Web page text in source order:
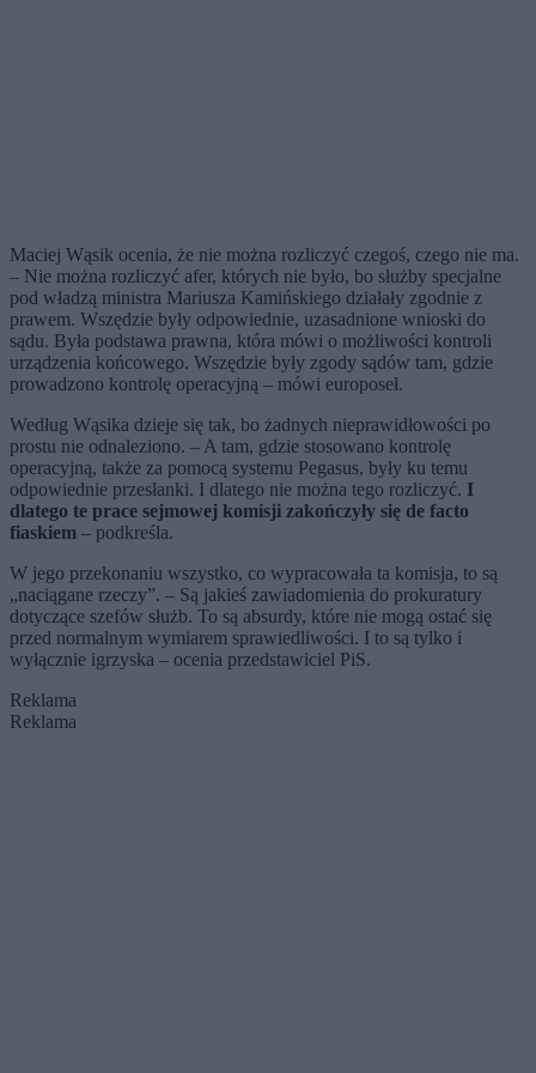
Maciej Wąsik ocenia, że nie można rozliczyć czegoś, czego nie ma.
– Nie można rozliczyć afer, których nie było, bo służby specjalne
pod władzą ministra Mariusza Kamińskiego działały zgodnie z
prawem. Wszędzie były odpowiednie, uzasadnione wnioski do
sądu. Była podstawa prawna, która mówi o możliwości kontroli
urządzenia końcowego. Wszędzie były zgody sądów tam, gdzie
prowadzono kontrolę operacyjną – mówi europoseł.
Według Wąsika dzieje się tak, bo żadnych nieprawidłowości po
prostu nie odnaleziono. – A tam, gdzie stosowano kontrolę
operacyjną, także za pomocą systemu Pegasus, były ku temu
odpowiednie przesłanki. I dlatego nie można tego rozliczyć. I
dlatego te prace sejmowej komisji zakończyły się de facto
fiaskiem – podkreśla.
W jego przekonaniu wszystko, co wypracowała ta komisja, to są
„naciągane rzeczy”. – Są jakieś zawiadomienia do prokuratury
dotyczące szefów służb. To są absurdy, które nie mogą ostać się
przed normalnym wymiarem sprawiedliwości. I to są tylko i
wyłącznie igrzyska – ocenia przedstawiciel PiS.
Reklama
Reklama